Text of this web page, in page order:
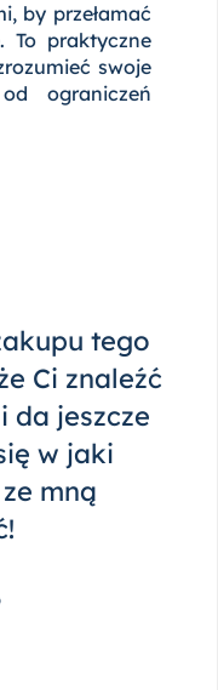
by przełamać
To praktyczne
swoje
ograniczeń
tego
Ci znaleźć
da jeszcze
w jaki
mną